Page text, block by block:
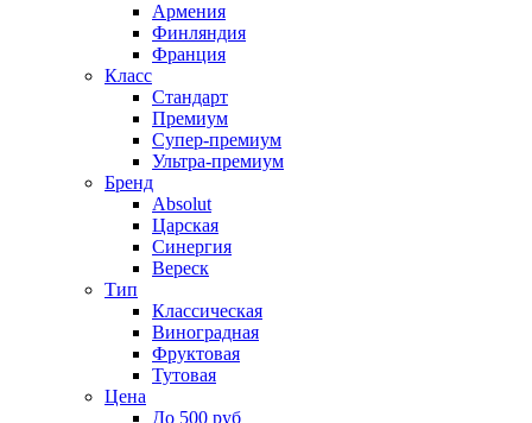
Армения
Финляндия
Франция
Класс
Стандарт
Премиум
Супер-премиум
Ультра-премиум
Бренд
Absolut
Царская
Синергия
Вереск
Тип
Классическая
Виноградная
Фруктовая
Тутовая
Цена
До 500 руб